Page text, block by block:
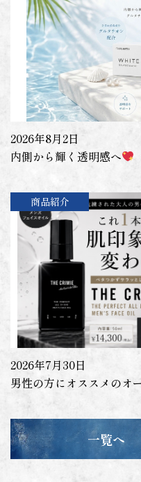
2026年8月2日
内側から輝く透明感へ
商品紹介
2026年7月30日
男性の方にオススメのオ
一覧へ